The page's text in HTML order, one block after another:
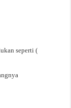
seperti (